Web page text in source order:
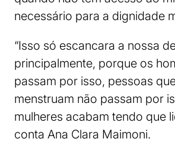
necessário para a dignidade
“Isso só escancara a nossa
principalmente, porque os
passam por isso, pessoas
menstruam não passam por
mulheres acabam tendo que
conta Ana Clara Maimoni.